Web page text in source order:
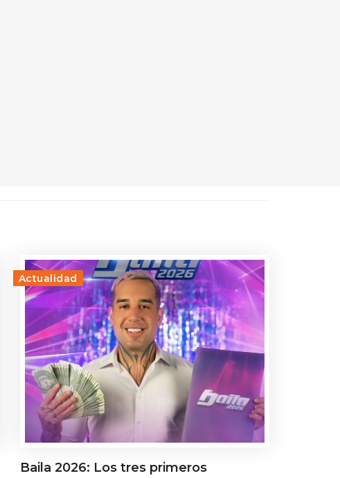
Actualidad
Baila 2026: Los tres primeros